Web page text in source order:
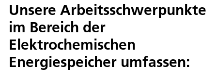
Unsere Arbeitsschwerpunkte
im Bereich der
Elektrochemischen
Energiespeicher umfassen: